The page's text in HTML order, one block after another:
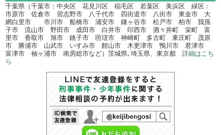
千葉県（千葉市：中央区 花見川区 稲毛区 若葉区 美浜区 緑区：
市原市 佐倉市 習志野市 八千代市 四街道市 八街市 東金市 大
網白里市 市川市 船橋市 浦安市 鎌ヶ谷市 松戸市 柏市 我孫
子市 流山市 野田市 成田市 白井市 印西市 酒々井町 栄町 富
里市 香取市 旭市 銚子市 匝瑳市 神崎町 多古町 東庄町 茂原
市 勝浦市 山武市 いすみ市 館山市 木更津市 鴨川市 君津市
富津市 袖ヶ浦市 南房総市など）茨城県､埼玉県、東京都詳細はこち
ら